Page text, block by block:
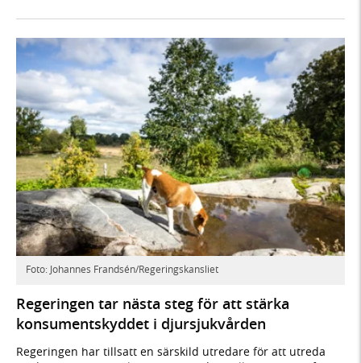
Foto: Johannes Frandsén/Regeringskansliet
Regeringen tar nästa steg för att stärka
konsumentskyddet i djursjukvården
Regeringen har tillsatt en särskild utredare för att utreda